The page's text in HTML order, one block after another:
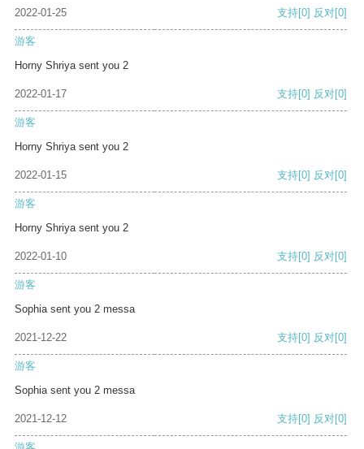
2022-01-25 支持[0] 反对[0]
游客
Horny Shriya sent you 2
2022-01-17 支持[0] 反对[0]
游客
Horny Shriya sent you 2
2022-01-15 支持[0] 反对[0]
游客
Horny Shriya sent you 2
2022-01-10 支持[0] 反对[0]
游客
Sophia sent you 2 messa
2021-12-22 支持[0] 反对[0]
游客
Sophia sent you 2 messa
2021-12-12 支持[0] 反对[0]